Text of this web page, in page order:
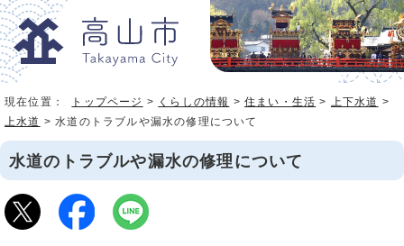
現在位置： トップページ > くらしの情報 >住まい・生活 > 上下水道 >
上水道 > 水道のトラブルや漏水の修理について
水道のトラブルや漏水の修理について